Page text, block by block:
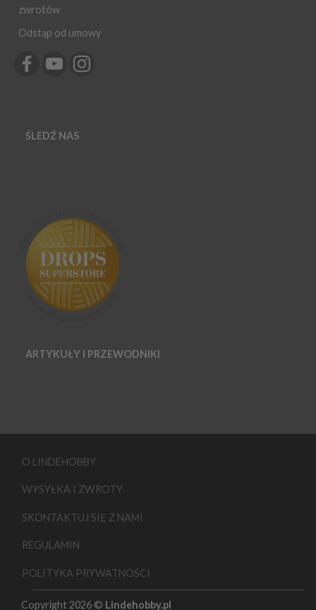
zwrotów
Odstąp od umowy
ŚLEDŹ NAS
ARTYKUŁY I PRZEWODNIKI
O LINDEHOBBY
WYSYŁKA I ZWROTY
SKONTAKTUJ SIĘ Z NAMI
REGULAMIN
POLITYKA PRYWATNOŚCI
Copyright 2026 © Lindehobby.pl